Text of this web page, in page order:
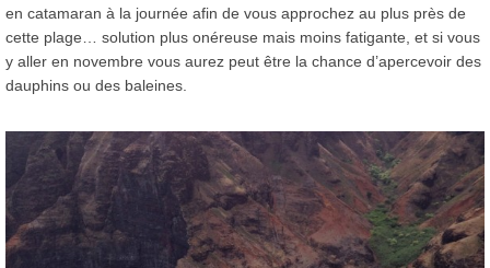
en catamaran à la journée afin de vous approchez au plus près de
cette plage… solution plus onéreuse mais moins fatigante, et si vous
y aller en novembre vous aurez peut être la chance d’apercevoir des
dauphins ou des baleines.